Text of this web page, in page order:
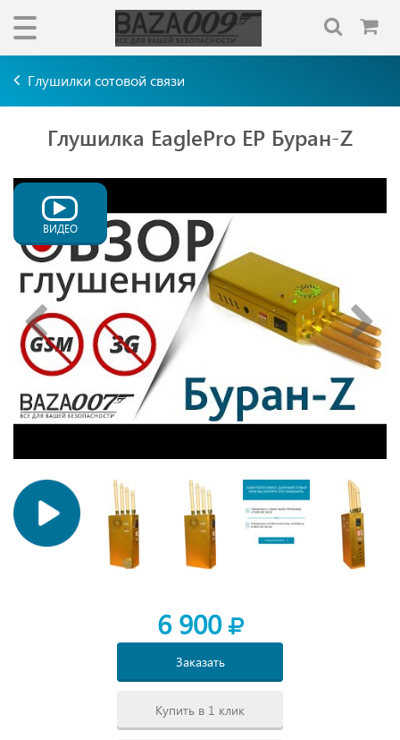
Глушилки сотовой связи
Глушилка EaglePro EP Буран-Z
ВИДЕО
6 900
Заказать
Купить в 1 клик